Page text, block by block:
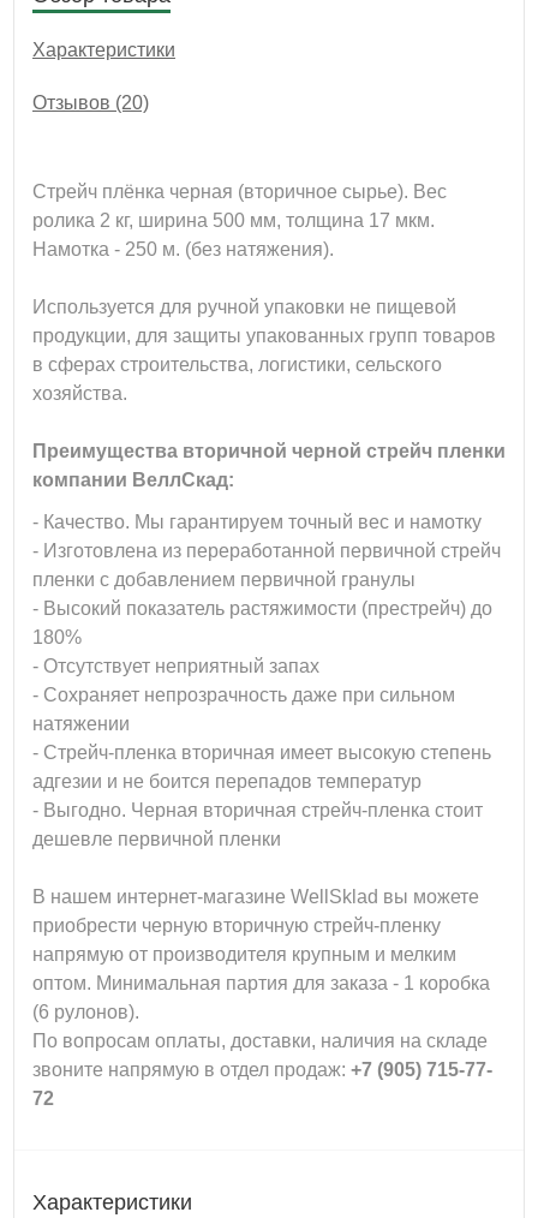
Характеристики
Отзывов (20)
Стрейч плёнка черная (вторичное сырье). Вес
ролика 2 кг, ширина 500 мм, толщина 17 мкм.
Намотка - 250 м. (без натяжения).
Используется для ручной упаковки не пищевой
продукции, для защиты упакованных групп товаров
в сферах строительства, логистики, сельского
хозяйства.
Преимущества вторичной черной стрейч пленки
компании ВеллСкад:
- Качество. Мы гарантируем точный вес и намотку
- Изготовлена из переработанной первичной стрейч
пленки с добавлением первичной гранулы
- Высокий показатель растяжимости (престрейч) до
180%
- Отсутствует неприятный запах
- Сохраняет непрозрачность даже при сильном
натяжении
- Стрейч-пленка вторичная имеет высокую степень
адгезии и не боится перепадов температур
- Выгодно. Черная вторичная стрейч-пленка стоит
дешевле первичной пленки
В нашем интернет-магазине WellSklad вы можете
приобрести черную вторичную стрейч-пленку
напрямую от производителя крупным и мелким
оптом. Минимальная партия для заказа - 1 коробка
(6 рулонов).
По вопросам оплаты, доставки, наличия на складе
звоните напрямую в отдел продаж: +7 (905) 715-77-
72
Характеристики